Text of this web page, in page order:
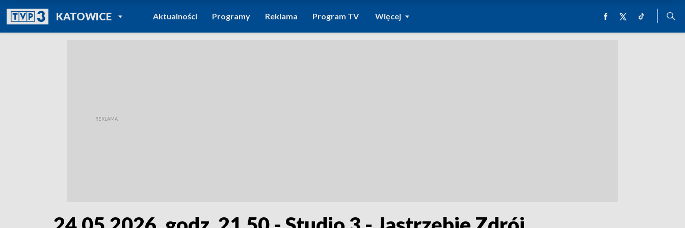
KATOWICEPOWRÓT DO
TVP REGIONY
Aktualności Programy Reklama Program TV Więcej